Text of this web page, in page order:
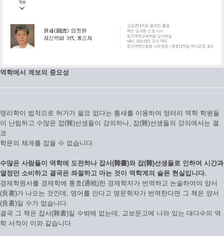
역학에서 계보의 중요성
명리학이 법적으로 허가가 필요 없다는 틈새를 이용하여 엉터리 역학 학원들
이 난립하고 수많은 잡(雜)선생들이 강의하나, 잡(雜)선생들의 강의에서는 결
코
학문의 체계를 잡을 수 없습니다.
수많은 사람들이 역학에 도전하나 잡서(雜書)와 잡(雜)선생들로 인하여 시간과
열정만 소비하고 결국은 좌절하고 마는 것이 역학계의 슬픈 현실입니다.
경제학원서를 경제학에 통효(通曉)한 경제학자가 번역하고 논술하여야 양서
(良書)가 나오는 것인데, 영어를 안다고 영문학자가 번역한다면 그 책은 양서
(良書)일 수가 없습니다.
결국 그 책은 잡서(雜書)일 수밖에 없는데, 교보문고에 나와 있는 대다수의 역
학 서적이 이와 같습니다.